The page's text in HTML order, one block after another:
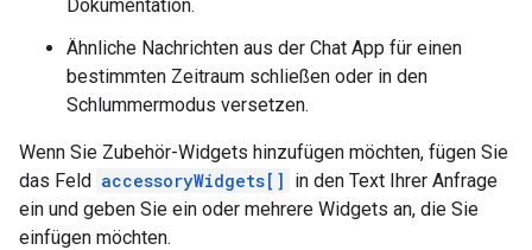
Dokumentation.
Ähnliche Nachrichten aus der Chat App für einen
bestimmten Zeitraum schließen oder in den
Schlummermodus versetzen.
Wenn Sie Zubehör-Widgets hinzufügen möchten, fügen Sie
das Feld accessoryWidgets[] in den Text Ihrer Anfrage
ein und geben Sie ein oder mehrere Widgets an, die Sie
einfügen möchten.